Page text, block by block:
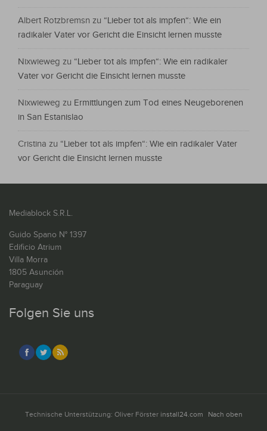
Albert Rotzbremsn zu “Lieber tot als impfen“: Wie ein
radikaler Vater vor Gericht die Einsicht lernen musste
Nixwieweg zu “Lieber tot als impfen“: Wie ein radikaler
Vater vor Gericht die Einsicht lernen musste
Nixwieweg zu Ermittlungen zum Tod eines Neugeborenen
in San Estanislao
Cristina zu “Lieber tot als impfen“: Wie ein radikaler Vater
vor Gericht die Einsicht lernen musste
Mediablock S.R.L.
Guido Spano N° 1397
Edificio Atrium
Villa Morra
1805 Asunción
Paraguay
Folgen Sie uns
Technische Unterstützung: Oliver Förster install24.com Nach oben